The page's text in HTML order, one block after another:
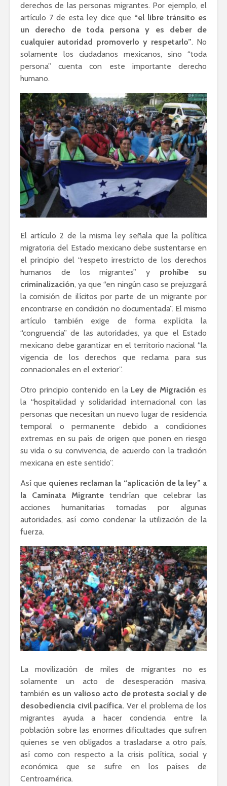
derechos de las personas migrantes. Por ejemplo, el
artículo 7 de esta ley dice que “el libre tránsito es
un derecho de toda persona y es deber de
cualquier autoridad promoverlo y respetarlo”. No
solamente los ciudadanos mexicanos, sino “toda
persona” cuenta con este importante derecho
humano.
El artículo 2 de la misma ley señala que la política
migratoria del Estado mexicano debe sustentarse en
el principio del “respeto irrestricto de los derechos
humanos de los migrantes” y prohíbe su
criminalización, ya que “en ningún caso se prejuzgará
la comisión de ilícitos por parte de un migrante por
encontrarse en condición no documentada”. El mismo
artículo también exige de forma explícita la
“congruencia” de las autoridades, ya que el Estado
mexicano debe garantizar en el territorio nacional “la
vigencia de los derechos que reclama para sus
connacionales en el exterior”.
Otro principio contenido en la Ley de Migración es
la “hospitalidad y solidaridad internacional con las
personas que necesitan un nuevo lugar de residencia
temporal o permanente debido a condiciones
extremas en su país de origen que ponen en riesgo
su vida o su convivencia, de acuerdo con la tradición
mexicana en este sentido”.
Así que quienes reclaman la “aplicación de la ley” a
la Caminata Migrantetendrían que celebrar las
acciones humanitarias tomadas por algunas
autoridades, así como condenar la utilización de la
fuerza.
La movilización de miles de migrantes no es
solamente un acto de desesperación masiva,
también es un valioso acto de protesta social y de
desobediencia civil pacífica. Ver el problema de los
migrantes ayuda a hacer conciencia entre la
población sobre las enormes dificultades que sufren
quienes se ven obligados a trasladarse a otro país,
así como con respecto a la crisis política, social y
económica que se sufre en los países de
Centroamérica.